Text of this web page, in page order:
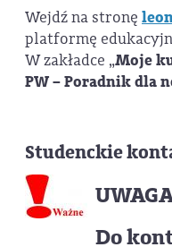
Wejdź na stronę
platformę
W zakładce „Moje
PW – Poradnik dla
Studenckie
Do